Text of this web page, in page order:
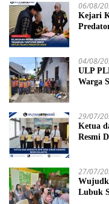
06/08/
Kejari
04/08/
ULP
Warga
29/07/
Ketua
Resmi
27/07/
Lubuk